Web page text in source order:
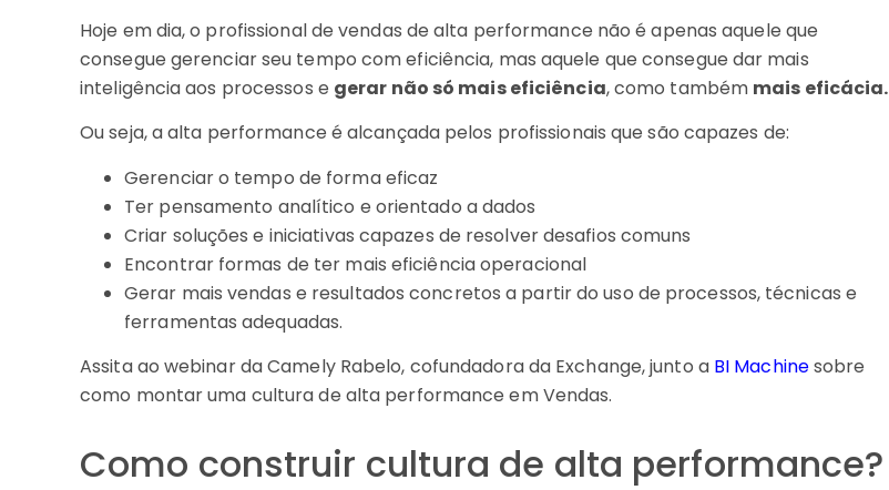
Hoje em dia, o profissional de vendas de alta performance não é apenas aquele que
consegue gerenciar seu tempo com eficiência, mas aquele que consegue dar mais
inteligência aos processos e gerar não só mais eficiência, como também mais eficácia.
Ou seja, a alta performance é alcançada pelos profissionais que são capazes de:
Gerenciar o tempo de forma eficaz
Ter pensamento analítico e orientado a dados
Criar soluções e iniciativas capazes de resolver desafios comuns
Encontrar formas de ter mais eficiência operacional
Gerar mais vendas e resultados concretos a partir do uso de processos, técnicas e
ferramentas adequadas.
Assita ao webinar da Camely Rabelo, cofundadora da Exchange, junto aBI Machinesobre
como montar uma cultura de alta performance em Vendas.
Como construir cultura de alta performance?